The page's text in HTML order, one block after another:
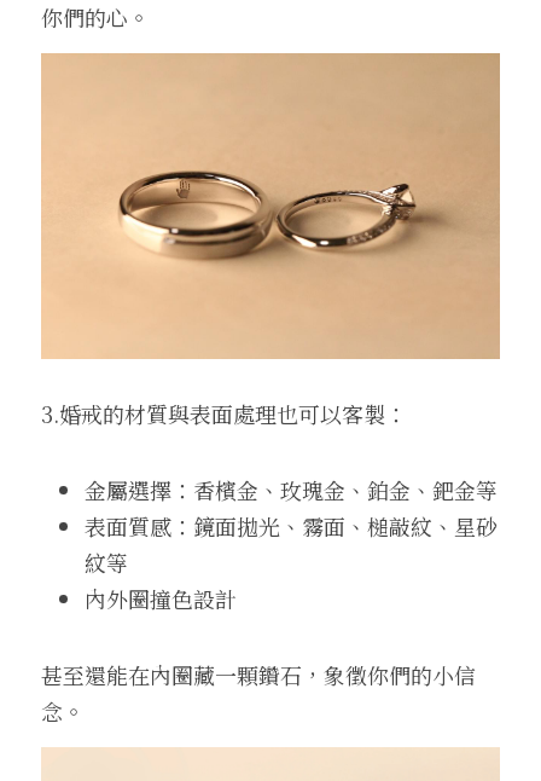
你們的心。
3.婚戒的材質與表面處理也可以客製：
金屬選擇：香檳金、玫瑰金、鉑金、鈀金等
表面質感：鏡面拋光、霧面、槌敲紋、星砂
紋等
內外圈撞色設計
甚至還能在內圈藏一顆鑽石，象徵你們的小信
念。